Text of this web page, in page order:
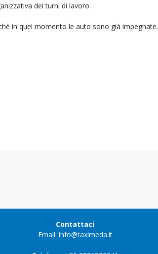
dei turni di lavoro.
in quel momento le auto sono già impegnate.
Contattaci
Email: info@taximeda.it